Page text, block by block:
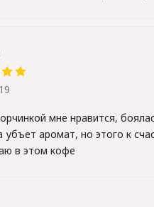
мне нравится,
убъет аромат, но этого к
в этом кофе